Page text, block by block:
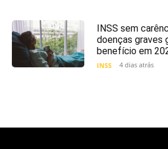
INSS sem
doenças graves
benefício em
INSS 4 dias atrás